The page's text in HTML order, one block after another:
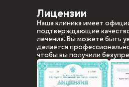
Лицензии
Наша клиника имеет
подтверждающие
лечения. Вы можете быть
делается
чтобы вы получили